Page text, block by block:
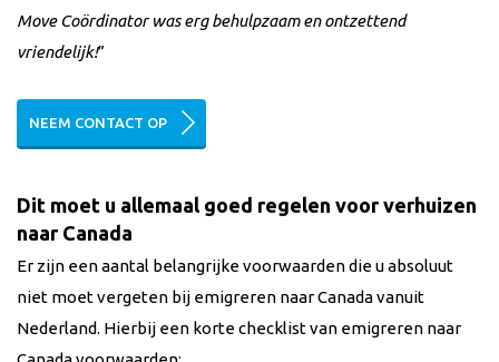
Move Coördinator was erg behulpzaam en ontzettend
vriendelijk!”
NEEM CONTACT OP
Dit moet u allemaal goed regelen voor verhuizen
naar Canada
Er zijn een aantal belangrijke voorwaarden die u absoluut
niet moet vergeten bij emigreren naar Canada vanuit
Nederland. Hierbij een korte checklist van emigreren naar